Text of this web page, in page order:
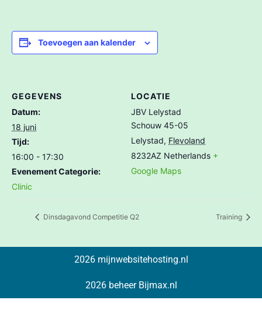
Toevoegen aan kalender
GEGEVENS
Datum:
18 juni
Tijd:
16:00 - 17:30
Evenement Categorie:
Clinic
LOCATIE
JBV Lelystad
Schouw 45-05
Lelystad, Flevoland
8232AZ Netherlands +
Google Maps
Dinsdagavond Competitie Q2 Training
2026 mijnwebsitehosting.nl
2026 beheer Bijmax.nl